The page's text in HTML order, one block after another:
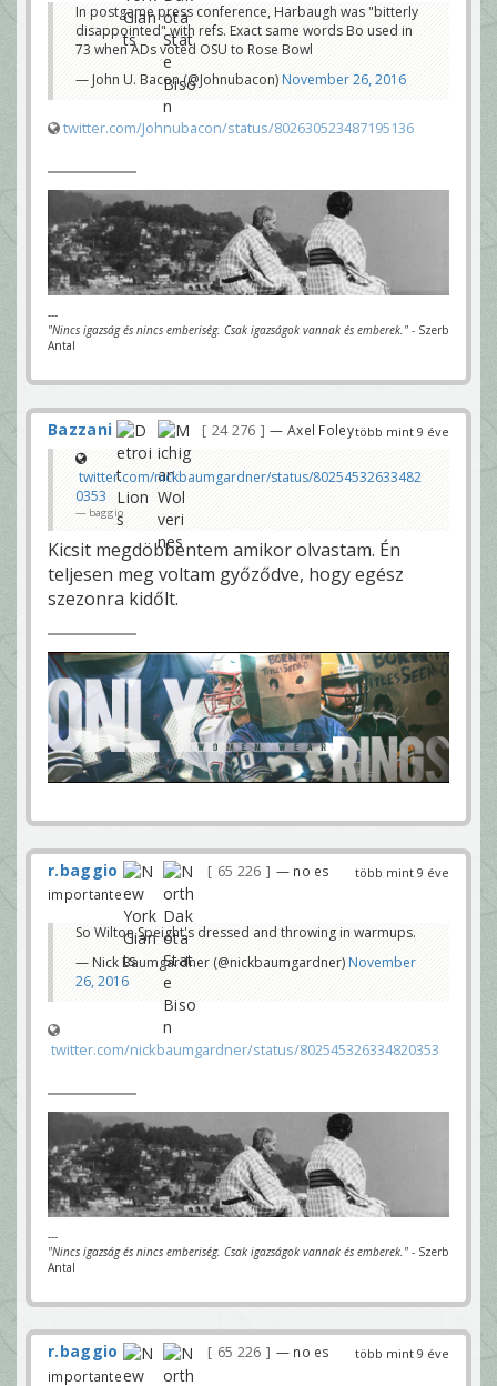
In postgame press conference, Harbaugh was "bitterly
disappointed" with refs. Exact same words Bo used in
73 when ADs voted OSU to Rose Bowl
— John U. Bacon (@Johnubacon)November 26, 2016
twitter.com/Johnubacon/status/802630523487195136
---
"Nincs igazság és nincs emberiség. Csak igazságok vannak és emberek." - Szerb
Antal
több mint 9 éve
Bazzani 24 276 — Axel Foley
twitter.com/nickbaumgardner/status/80254532633482
0353
baggio
Kicsit megdöbbentem amikor olvastam. Én
teljesen meg voltam győződve, hogy egész
szezonra kidőlt.
több mint 9 éve
r.baggio 65 226
— no es
importante
So Wilton Speight's dressed and throwing in warmups.
— Nick Baumgardner (@nickbaumgardner)November
26, 2016
twitter.com/nickbaumgardner/status/802545326334820353
---
"Nincs igazság és nincs emberiség. Csak igazságok vannak és emberek." - Szerb
Antal
több mint 9 éve
r.baggio 65 226
— no es
importante